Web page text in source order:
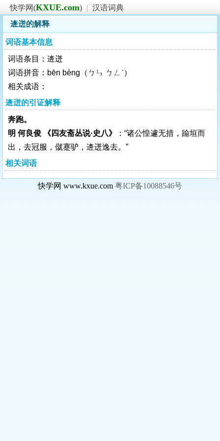
快学网(KXUE.com) | 汉语词典
逩迸的解释
词语基本信息
词语条目：逩迸
词语拼音：bēn bèng（ㄅㄣ ㄅㄥˋ）
相关成语：
逩迸的引证解释
奔跑。
明 何良俊 《四友斋丛说·史八》
：“诸公惶遽无措，踰垣而
出，去冠服，僦蹇驴，逩迸逸去。”
相关词语
快学网 www.kxue.com 粤ICP备10088546号